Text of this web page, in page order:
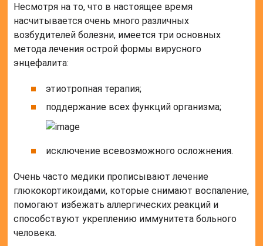
Несмотря на то, что в настоящее время
насчитывается очень много различных
возбудителей болезни, имеется три основных
метода лечения острой формы вирусного
энцефалита:
этиотропная терапия;
поддержание всех функций организма;
исключение всевозможного осложнения.
Очень часто медики прописывают лечение
глюкокортикоидами, которые снимают воспаление,
помогают избежать аллергических реакций и
способствуют укреплению иммунитета больного
человека.